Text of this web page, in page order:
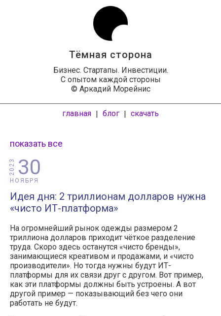
Тёмная сторона
Бизнес. Стартапы. Инвестиции.
С опытом каждой стороны
© Аркадий Морейнис
главная | блог | скачать
показать все
30
НОЯБРЯ
2023
Идея дня: 2 триллионам долларов нужна
«чисто ИТ-платформа»
На огромнейший рынок одежды размером 2
триллиона долларов приходит чёткое разделение
труда. Скоро здесь останутся «чисто бренды»,
занимающиеся креативом и продажами, и «чисто
производители». Но тогда нужны будут ИТ-
платформы для их связи друг с другом. Вот пример,
как эти платформы должны быть устроены. А вот
другой пример — показывающий без чего они
работать не будут.